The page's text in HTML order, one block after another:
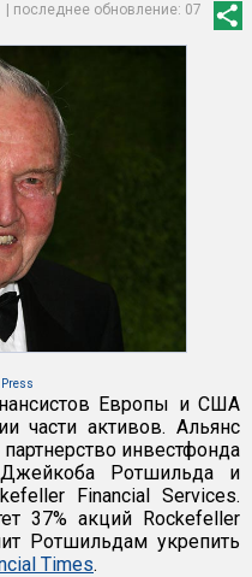
| последнее обновление: 07
Европы и США
части активов. Альянс
инвестфонда
Ротшильда и
Financial Services.
37% акций Rockefeller
Ротшильдам укрепить
Times.